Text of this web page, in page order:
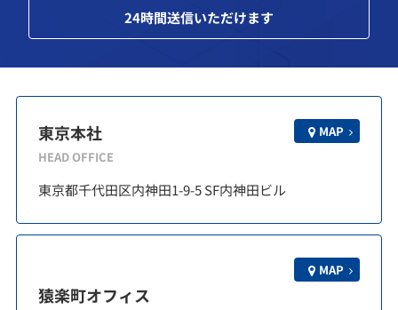
24時間送信いただけます
東京本社
HEAD OFFICE
MAP
東京都千代田区内神田1-9-5 SF内神田ビル
猿楽町オフィス
MAP